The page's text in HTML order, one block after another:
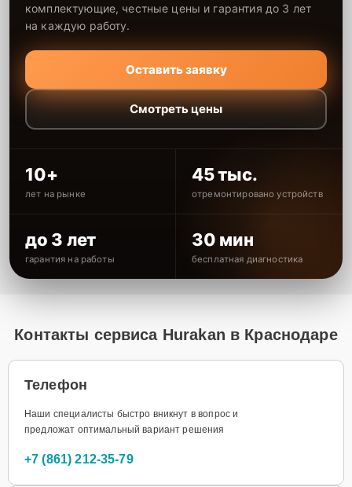
комплектующие, честные цены и гарантия до 3 лет
на каждую работу.
Оставить заявку
Смотреть цены
10+
лет на рынке
45 тыс.
отремонтировано устройств
до 3 лет
гарантия на работы
30 мин
бесплатная диагностика
Контакты сервиса Hurakan в Краснодаре
Телефон
Наши специалисты быстро вникнут в вопрос и
предложат оптимальный вариант решения
+7 (861) 212-35-79